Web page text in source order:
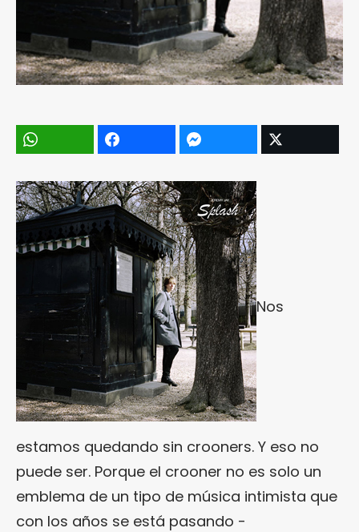
Nos
estamos quedando sin crooners. Y eso no
puede ser. Porque el crooner no es solo un
emblema de un tipo de música intimista que
con los años se está pasando -